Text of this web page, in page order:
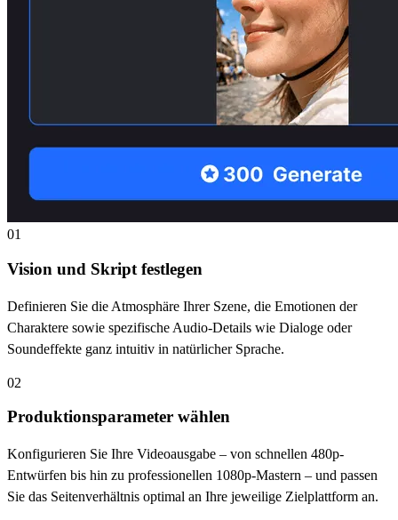
01
Vision und Skript festlegen
Definieren Sie die Atmosphäre Ihrer Szene, die Emotionen der
Charaktere sowie spezifische Audio-Details wie Dialoge oder
Soundeffekte ganz intuitiv in natürlicher Sprache.
02
Produktionsparameter wählen
Konfigurieren Sie Ihre Videoausgabe – von schnellen 480p-
Entwürfen bis hin zu professionellen 1080p-Mastern – und passen
Sie das Seitenverhältnis optimal an Ihre jeweilige Zielplattform an.